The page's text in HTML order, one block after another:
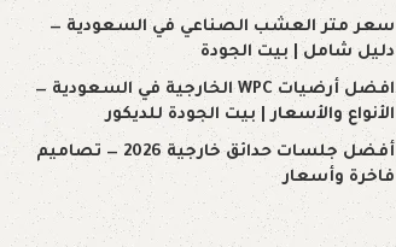
سعر متر العشب الصناعي في السعودية —
دليل شامل | بيت الجودة
افضل أرضيات WPC الخارجية في السعودية —
الأنواع والأسعار | بيت الجودة للديكور
أفضل جلسات حدائق خارجية 2026 — تصاميم
فاخرة وأسعار